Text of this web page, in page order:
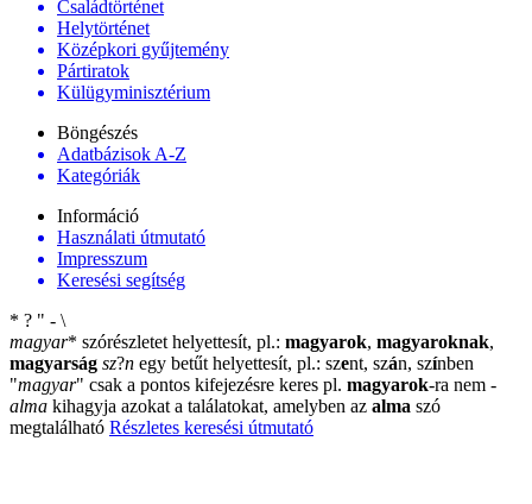
Családtörténet
Helytörténet
Középkori gyűjtemény
Pártiratok
Külügyminisztérium
Böngészés
Adatbázisok A-Z
Kategóriák
Információ
Használati útmutató
Impresszum
Keresési segítség
* ? " - \
magyar* szórészletet helyettesít, pl.: magyarok, magyaroknak,
magyarság sz?n egy betűt helyettesít, pl.: szent, szán, színben
"magyar" csak a pontos kifejezésre keres pl. magyarok-ra nem -
alma kihagyja azokat a találatokat, amelyben az alma szó
megtalálható Részletes keresési útmutató